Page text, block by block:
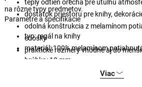
na rôzne typy predmetov.
teplý odtieň orecha pre útulnú
dostatok priestoru pre knihy,
odolná konštrukcia z melamínom
edosky
praktické rozmery vhodné aj do
Parametre a špecifikácie
typ: regál na knihy
materiál: 100% melamínom
hrúbka: 18 mm
Viac